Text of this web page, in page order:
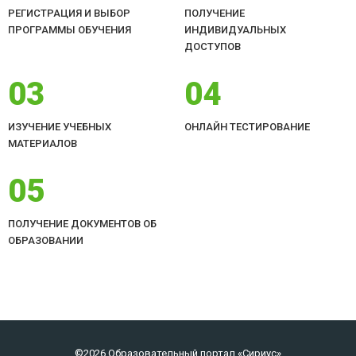
РЕГИСТРАЦИЯ И ВЫБОР
ПРОГРАММЫ ОБУЧЕНИЯ
ПОЛУЧЕНИЕ
ИНДИВИДУАЛЬНЫХ
ДОСТУПОВ
03
ИЗУЧЕНИЕ УЧЕБНЫХ
МАТЕРИАЛОВ
04
ОНЛАЙН ТЕСТИРОВАНИЕ
05
ПОЛУЧЕНИЕ ДОКУМЕНТОВ ОБ
ОБРАЗОВАНИИ
©2026 Образовательный портал «Сириус»